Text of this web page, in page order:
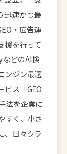
迅速かつ最
・広告運
援を行って
どのAI検
ンジン最適
ビス「GEO
法を企業に
すく、小さ
、日々クラ